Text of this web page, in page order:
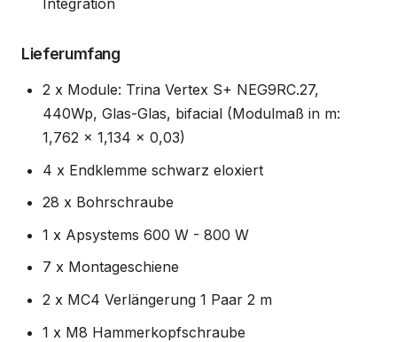
Lieferumfang
2 x Module: Trina Vertex S+ NEG9RC.27,
440Wp, Glas-Glas, bifacial (Modulmaß in m:
1,762 x 1,134 x 0,03)
4 x Endklemme schwarz eloxiert
28 x Bohrschraube
1 x Apsystems 600 W - 800 W
7 x Montageschiene
2 x MC4 Verlängerung 1 Paar 2 m
1 x M8 Hammerkopfschraube